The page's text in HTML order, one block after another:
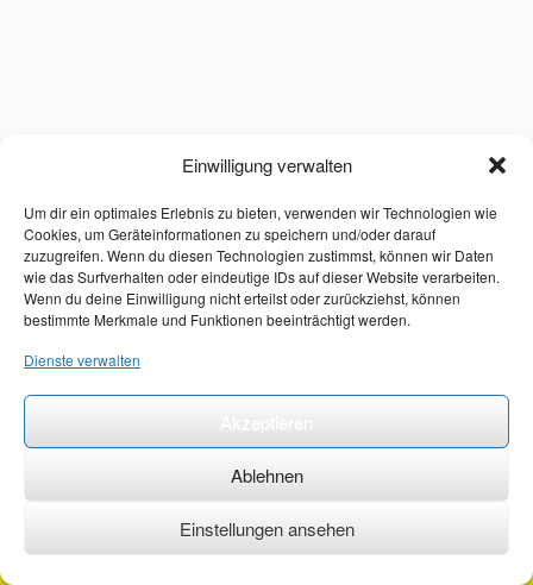
Einwilligung verwalten
Um dir ein optimales Erlebnis zu bieten, verwenden wir Technologien wie
Cookies, um Geräteinformationen zu speichern und/oder darauf
zuzugreifen. Wenn du diesen Technologien zustimmst, können wir Daten
wie das Surfverhalten oder eindeutige IDs auf dieser Website verarbeiten.
Wenn du deine Einwilligung nicht erteilst oder zurückziehst, können
bestimmte Merkmale und Funktionen beeinträchtigt werden.
Dienste verwalten
Ablehnen
Einstellungen ansehen
©2026 ·erstehilfekurs-mauch.de ·AGB ·Datenschutzerklärung ·Impressum ·